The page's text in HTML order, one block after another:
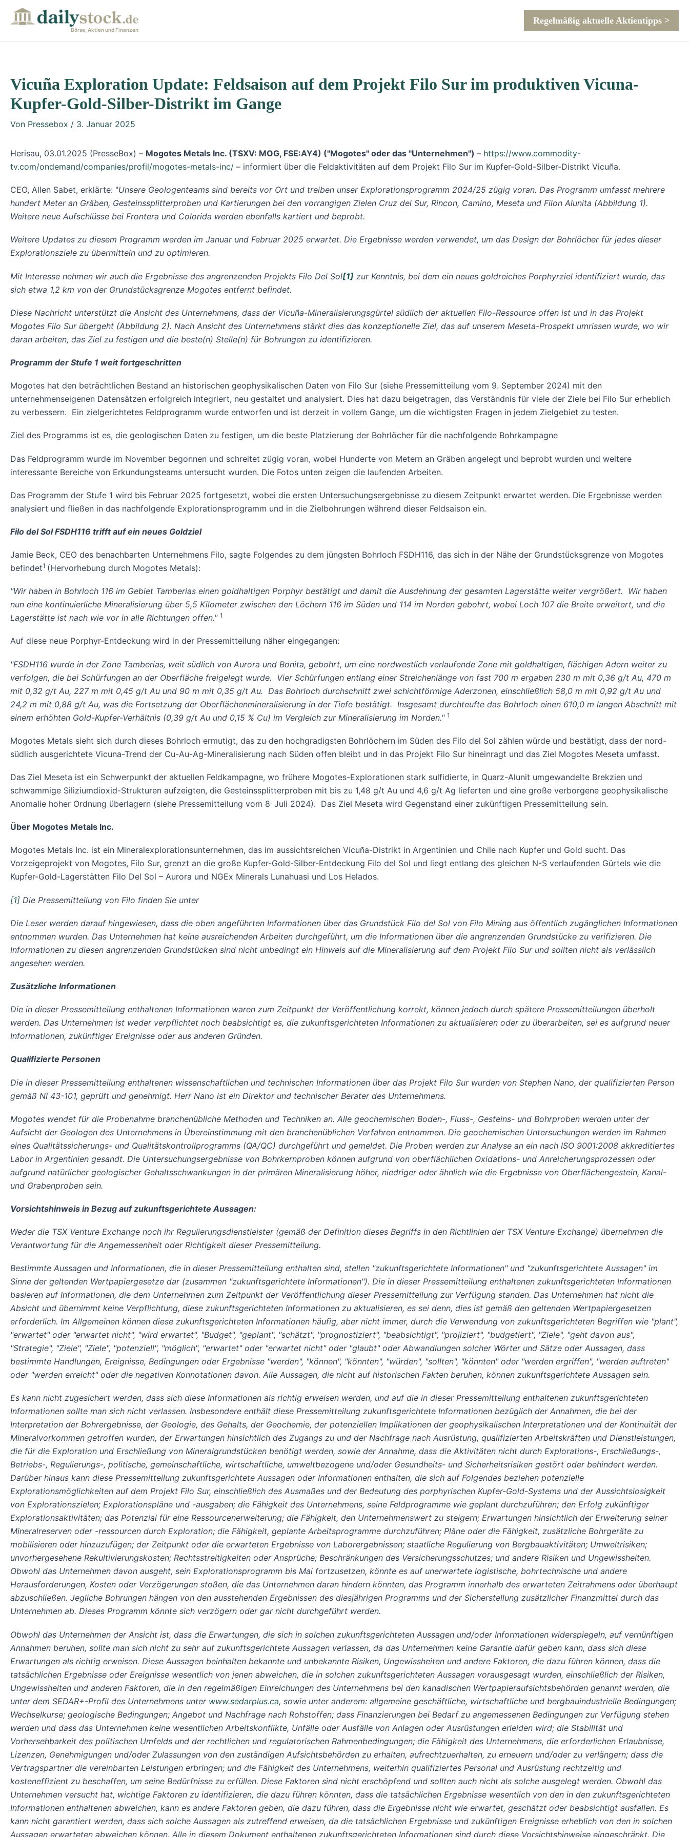
Inhalt
Börse, Aktien und Finanzen
Regelmäßig aktuelle Aktientipps >
Vicuña Exploration Update: Feldsaison auf dem Projekt Filo Sur im produktiven Vicuna-
Kupfer-Gold-Silber-Distrikt im Gange
Von Pressebox / 3. Januar 2025
Herisau, 03.01.2025 (PresseBox) – Mogotes Metals Inc. (TSXV: MOG, FSE:AY4) ("Mogotes" oder das "Unternehmen") – https://www.commodity-
tv.com/ondemand/companies/profil/mogotes-metals-inc/ – informiert über die Feldaktivitäten auf dem Projekt Filo Sur im Kupfer-Gold-Silber-Distrikt Vicuña.
CEO, Allen Sabet, erklärte: "Unsere Geologenteams sind bereits vor Ort und treiben unser Explorationsprogramm 2024/25 zügig voran. Das Programm umfasst mehrere
hundert Meter an Gräben, Gesteinssplitterproben und Kartierungen bei den vorrangigen Zielen Cruz del Sur, Rincon, Camino, Meseta und Filon Alunita (Abbildung 1).
Weitere neue Aufschlüsse bei Frontera und Colorida werden ebenfalls kartiert und beprobt.
Weitere Updates zu diesem Programm werden im Januar und Februar 2025 erwartet. Die Ergebnisse werden verwendet, um das Design der Bohrlöcher für jedes dieser
Explorationsziele zu übermitteln und zu optimieren.
Mit Interesse nehmen wir auch die Ergebnisse des angrenzenden Projekts Filo Del Sol[1] zur Kenntnis, bei dem ein neues goldreiches Porphyrziel identifiziert wurde, das
sich etwa 1,2 km von der Grundstücksgrenze Mogotes entfernt befindet.
Diese Nachricht unterstützt die Ansicht des Unternehmens, dass der Vicuña-Mineralisierungsgürtel südlich der aktuellen Filo-Ressource offen ist und in das Projekt
Mogotes Filo Sur übergeht (Abbildung 2). Nach Ansicht des Unternehmens stärkt dies das konzeptionelle Ziel, das auf unserem Meseta-Prospekt umrissen wurde, wo wir
daran arbeiten, das Ziel zu festigen und die beste(n) Stelle(n) für Bohrungen zu identifizieren.
Programm der Stufe 1 weit fortgeschritten
Mogotes hat den beträchtlichen Bestand an historischen geophysikalischen Daten von Filo Sur (siehe Pressemitteilung vom 9. September 2024) mit den
unternehmenseigenen Datensätzen erfolgreich integriert, neu gestaltet und analysiert. Dies hat dazu beigetragen, das Verständnis für viele der Ziele bei Filo Sur erheblich
zu verbessern. Ein zielgerichtetes Feldprogramm wurde entworfen und ist derzeit in vollem Gange, um die wichtigsten Fragen in jedem Zielgebiet zu testen.
Ziel des Programms ist es, die geologischen Daten zu festigen, um die beste Platzierung der Bohrlöcher für die nachfolgende Bohrkampagne
Das Feldprogramm wurde im November begonnen und schreitet zügig voran, wobei Hunderte von Metern an Gräben angelegt und beprobt wurden und weitere
interessante Bereiche von Erkundungsteams untersucht wurden. Die Fotos unten zeigen die laufenden Arbeiten.
Das Programm der Stufe 1 wird bis Februar 2025 fortgesetzt, wobei die ersten Untersuchungsergebnisse zu diesem Zeitpunkt erwartet werden. Die Ergebnisse werden
analysiert und fließen in das nachfolgende Explorationsprogramm und in die Zielbohrungen während dieser Feldsaison ein.
Filo del Sol FSDH116 trifft auf ein neues Goldziel
Jamie Beck, CEO des benachbarten Unternehmens Filo, sagte Folgendes zu dem jüngsten Bohrloch FSDH116, das sich in der Nähe der Grundstücksgrenze von Mogotes
befindet1 (Hervorhebung durch Mogotes Metals):
"Wir haben in Bohrloch 116 im Gebiet Tamberias einen goldhaltigen Porphyr bestätigt und damit die Ausdehnung der gesamten Lagerstätte weiter vergrößert. Wir haben
nun eine kontinuierliche Mineralisierung über 5,5 Kilometer zwischen den Löchern 116 im Süden und 114 im Norden gebohrt, wobei Loch 107 die Breite erweitert, und die
Lagerstätte ist nach wie vor in alle Richtungen offen." 1
Auf diese neue Porphyr-Entdeckung wird in der Pressemitteilung näher eingegangen:
"FSDH116 wurde in der Zone Tamberias, weit südlich von Aurora und Bonita, gebohrt, um eine nordwestlich verlaufende Zone mit goldhaltigen, flächigen Adern weiter zu
verfolgen, die bei Schürfungen an der Oberfläche freigelegt wurde. Vier Schürfungen entlang einer Streichenlänge von fast 700 m ergaben 230 m mit 0,36 g/t Au, 470 m
mit 0,32 g/t Au, 227 m mit 0,45 g/t Au und 90 m mit 0,35 g/t Au. Das Bohrloch durchschnitt zwei schichtförmige Aderzonen, einschließlich 58,0 m mit 0,92 g/t Au und
24,2 m mit 0,88 g/t Au, was die Fortsetzung der Oberflächenmineralisierung in der Tiefe bestätigt. Insgesamt durchteufte das Bohrloch einen 610,0 m langen Abschnitt mit
einem erhöhten Gold-Kupfer-Verhältnis (0,39 g/t Au und 0,15 % Cu) im Vergleich zur Mineralisierung im Norden." 1
Mogotes Metals sieht sich durch dieses Bohrloch ermutigt, das zu den hochgradigsten Bohrlöchern im Süden des Filo del Sol zählen würde und bestätigt, dass der nord-
südlich ausgerichtete Vicuna-Trend der Cu-Au-Ag-Mineralisierung nach Süden offen bleibt und in das Projekt Filo Sur hineinragt und das Ziel Mogotes Meseta umfasst.
Das Ziel Meseta ist ein Schwerpunkt der aktuellen Feldkampagne, wo frühere Mogotes-Explorationen stark sulfidierte, in Quarz-Alunit umgewandelte Brekzien und
schwammige Siliziumdioxid-Strukturen aufzeigten, die Gesteinssplitterproben mit bis zu 1,48 g/t Au und 4,6 g/t Ag lieferten und eine große verborgene geophysikalische
Anomalie hoher Ordnung überlagern (siehe Pressemitteilung vom 8. Juli 2024). Das Ziel Meseta wird Gegenstand einer zukünftigen Pressemitteilung sein.
Über Mogotes Metals Inc.
Mogotes Metals Inc. ist ein Mineralexplorationsunternehmen, das im aussichtsreichen Vicuña-Distrikt in Argentinien und Chile nach Kupfer und Gold sucht. Das
Vorzeigeprojekt von Mogotes, Filo Sur, grenzt an die große Kupfer-Gold-Silber-Entdeckung Filo del Sol und liegt entlang des gleichen N-S verlaufenden Gürtels wie die
Kupfer-Gold-Lagerstätten Filo Del Sol – Aurora und NGEx Minerals Lunahuasi und Los Helados.
[1] Die Pressemitteilung von Filo finden Sie unter
Die Leser werden darauf hingewiesen, dass die oben angeführten Informationen über das Grundstück Filo del Sol von Filo Mining aus öffentlich zugänglichen Informationen
entnommen wurden. Das Unternehmen hat keine ausreichenden Arbeiten durchgeführt, um die Informationen über die angrenzenden Grundstücke zu verifizieren. Die
Informationen zu diesen angrenzenden Grundstücken sind nicht unbedingt ein Hinweis auf die Mineralisierung auf dem Projekt Filo Sur und sollten nicht als verlässlich
angesehen werden.
Zusätzliche Informationen
Die in dieser Pressemitteilung enthaltenen Informationen waren zum Zeitpunkt der Veröffentlichung korrekt, können jedoch durch spätere Pressemitteilungen überholt
werden. Das Unternehmen ist weder verpflichtet noch beabsichtigt es, die zukunftsgerichteten Informationen zu aktualisieren oder zu überarbeiten, sei es aufgrund neuer
Informationen, zukünftiger Ereignisse oder aus anderen Gründen.
Qualifizierte Personen
Die in dieser Pressemitteilung enthaltenen wissenschaftlichen und technischen Informationen über das Projekt Filo Sur wurden von Stephen Nano, der qualifizierten Person
gemäß NI 43-101, geprüft und genehmigt. Herr Nano ist ein Direktor und technischer Berater des Unternehmens.
Mogotes wendet für die Probenahme branchenübliche Methoden und Techniken an. Alle geochemischen Boden-, Fluss-, Gesteins- und Bohrproben werden unter der
Aufsicht der Geologen des Unternehmens in Übereinstimmung mit den branchenüblichen Verfahren entnommen. Die geochemischen Untersuchungen werden im Rahmen
eines Qualitätssicherungs- und Qualitätskontrollprogramms (QA/QC) durchgeführt und gemeldet. Die Proben werden zur Analyse an ein nach ISO 9001:2008 akkreditiertes
Labor in Argentinien gesandt. Die Untersuchungsergebnisse von Bohrkernproben können aufgrund von oberflächlichen Oxidations- und Anreicherungsprozessen oder
aufgrund natürlicher geologischer Gehaltsschwankungen in der primären Mineralisierung höher, niedriger oder ähnlich wie die Ergebnisse von Oberflächengestein, Kanal-
und Grabenproben sein.
Vorsichtshinweis in Bezug auf zukunftsgerichtete Aussagen:
Weder die TSX Venture Exchange noch ihr Regulierungsdienstleister (gemäß der Definition dieses Begriffs in den Richtlinien der TSX Venture Exchange) übernehmen die
Verantwortung für die Angemessenheit oder Richtigkeit dieser Pressemitteilung.
Bestimmte Aussagen und Informationen, die in dieser Pressemitteilung enthalten sind, stellen "zukunftsgerichtete Informationen" und "zukunftsgerichtete Aussagen" im
Sinne der geltenden Wertpapiergesetze dar (zusammen "zukunftsgerichtete Informationen"). Die in dieser Pressemitteilung enthaltenen zukunftsgerichteten Informationen
basieren auf Informationen, die dem Unternehmen zum Zeitpunkt der Veröffentlichung dieser Pressemitteilung zur Verfügung standen. Das Unternehmen hat nicht die
Absicht und übernimmt keine Verpflichtung, diese zukunftsgerichteten Informationen zu aktualisieren, es sei denn, dies ist gemäß den geltenden Wertpapiergesetzen
erforderlich. Im Allgemeinen können diese zukunftsgerichteten Informationen häufig, aber nicht immer, durch die Verwendung von zukunftsgerichteten Begriffen wie "plant",
"erwartet" oder "erwartet nicht", "wird erwartet", "Budget", "geplant", "schätzt", "prognostiziert", "beabsichtigt", "projiziert", "budgetiert", "Ziele", "geht davon aus",
"Strategie", "Ziele", "Ziele", "potenziell", "möglich", "erwartet" oder "erwartet nicht" oder "glaubt" oder Abwandlungen solcher Wörter und Sätze oder Aussagen, dass
bestimmte Handlungen, Ereignisse, Bedingungen oder Ergebnisse "werden", "können", "könnten", "würden", "sollten", "könnten" oder "werden ergriffen", "werden auftreten"
oder "werden erreicht" oder die negativen Konnotationen davon. Alle Aussagen, die nicht auf historischen Fakten beruhen, können zukunftsgerichtete Aussagen sein.
Es kann nicht zugesichert werden, dass sich diese Informationen als richtig erweisen werden, und auf die in dieser Pressemitteilung enthaltenen zukunftsgerichteten
Informationen sollte man sich nicht verlassen. Insbesondere enthält diese Pressemitteilung zukunftsgerichtete Informationen bezüglich der Annahmen, die bei der
Interpretation der Bohrergebnisse, der Geologie, des Gehalts, der Geochemie, der potenziellen Implikationen der geophysikalischen Interpretationen und der Kontinuität der
Mineralvorkommen getroffen wurden, der Erwartungen hinsichtlich des Zugangs zu und der Nachfrage nach Ausrüstung, qualifizierten Arbeitskräften und Dienstleistungen,
die für die Exploration und Erschließung von Mineralgrundstücken benötigt werden, sowie der Annahme, dass die Aktivitäten nicht durch Explorations-, Erschließungs-,
Betriebs-, Regulierungs-, politische, gemeinschaftliche, wirtschaftliche, umweltbezogene und/oder Gesundheits- und Sicherheitsrisiken gestört oder behindert werden.
Darüber hinaus kann diese Pressemitteilung zukunftsgerichtete Aussagen oder Informationen enthalten, die sich auf Folgendes beziehen potenzielle
Explorationsmöglichkeiten auf dem Projekt Filo Sur, einschließlich des Ausmaßes und der Bedeutung des porphyrischen Kupfer-Gold-Systems und der Aussichtslosigkeit
von Explorationszielen; Explorationspläne und -ausgaben; die Fähigkeit des Unternehmens, seine Feldprogramme wie geplant durchzuführen; den Erfolg zukünftiger
Explorationsaktivitäten; das Potenzial für eine Ressourcenerweiterung; die Fähigkeit, den Unternehmenswert zu steigern; Erwartungen hinsichtlich der Erweiterung seiner
Mineralreserven oder -ressourcen durch Exploration; die Fähigkeit, geplante Arbeitsprogramme durchzuführen; Pläne oder die Fähigkeit, zusätzliche Bohrgeräte zu
mobilisieren oder hinzuzufügen; der Zeitpunkt oder die erwarteten Ergebnisse von Laborergebnissen; staatliche Regulierung von Bergbauaktivitäten; Umweltrisiken;
unvorhergesehene Rekultivierungskosten; Rechtsstreitigkeiten oder Ansprüche; Beschränkungen des Versicherungsschutzes; und andere Risiken und Ungewissheiten.
Obwohl das Unternehmen davon ausgeht, sein Explorationsprogramm bis Mai fortzusetzen, könnte es auf unerwartete logistische, bohrtechnische und andere
Herausforderungen, Kosten oder Verzögerungen stoßen, die das Unternehmen daran hindern könnten, das Programm innerhalb des erwarteten Zeitrahmens oder überhaupt
abzuschließen. Jegliche Bohrungen hängen von den ausstehenden Ergebnissen des diesjährigen Programms und der Sicherstellung zusätzlicher Finanzmittel durch das
Unternehmen ab. Dieses Programm könnte sich verzögern oder gar nicht durchgeführt werden.
Obwohl das Unternehmen der Ansicht ist, dass die Erwartungen, die sich in solchen zukunftsgerichteten Aussagen und/oder Informationen widerspiegeln, auf vernünftigen
Annahmen beruhen, sollte man sich nicht zu sehr auf zukunftsgerichtete Aussagen verlassen, da das Unternehmen keine Garantie dafür geben kann, dass sich diese
Erwartungen als richtig erweisen. Diese Aussagen beinhalten bekannte und unbekannte Risiken, Ungewissheiten und andere Faktoren, die dazu führen können, dass die
tatsächlichen Ergebnisse oder Ereignisse wesentlich von jenen abweichen, die in solchen zukunftsgerichteten Aussagen vorausgesagt wurden, einschließlich der Risiken,
Ungewissheiten und anderen Faktoren, die in den regelmäßigen Einreichungen des Unternehmens bei den kanadischen Wertpapieraufsichtsbehörden genannt werden, die
unter dem SEDAR+-Profil des Unternehmens unter www.sedarplus.ca, sowie unter anderem: allgemeine geschäftliche, wirtschaftliche und bergbauindustrielle Bedingungen;
Wechselkurse; geologische Bedingungen; Angebot und Nachfrage nach Rohstoffen; dass Finanzierungen bei Bedarf zu angemessenen Bedingungen zur Verfügung stehen
werden und dass das Unternehmen keine wesentlichen Arbeitskonflikte, Unfälle oder Ausfälle von Anlagen oder Ausrüstungen erleiden wird; die Stabilität und
Vorhersehbarkeit des politischen Umfelds und der rechtlichen und regulatorischen Rahmenbedingungen; die Fähigkeit des Unternehmens, die erforderlichen Erlaubnisse,
Lizenzen, Genehmigungen und/oder Zulassungen von den zuständigen Aufsichtsbehörden zu erhalten, aufrechtzuerhalten, zu erneuern und/oder zu verlängern; dass die
Vertragspartner die vereinbarten Leistungen erbringen; und die Fähigkeit des Unternehmens, weiterhin qualifiziertes Personal und Ausrüstung rechtzeitig und
kosteneffizient zu beschaffen, um seine Bedürfnisse zu erfüllen. Diese Faktoren sind nicht erschöpfend und sollten auch nicht als solche ausgelegt werden. Obwohl das
Unternehmen versucht hat, wichtige Faktoren zu identifizieren, die dazu führen könnten, dass die tatsächlichen Ergebnisse wesentlich von den in den zukunftsgerichteten
Informationen enthaltenen abweichen, kann es andere Faktoren geben, die dazu führen, dass die Ergebnisse nicht wie erwartet, geschätzt oder beabsichtigt ausfallen. Es
kann nicht garantiert werden, dass sich solche Aussagen als zutreffend erweisen, da die tatsächlichen Ergebnisse und zukünftigen Ereignisse erheblich von den in solchen
Aussagen erwarteten abweichen können. Alle in diesem Dokument enthaltenen zukunftsgerichteten Informationen sind durch diese Vorsichtshinweise eingeschränkt. Die
navigation